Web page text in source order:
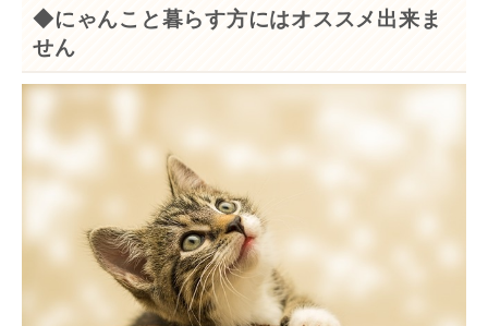
◆にゃんこと暮らす方にはオススメ出来ま
せん